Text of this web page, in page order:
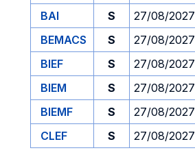
BAI
S 27/08/2027
BEMACS
S 27/08/2027
BIEF
S 27/08/2027
BIEM
S 27/08/2027
BIEMF
S 27/08/2027
CLEF
S 27/08/2027